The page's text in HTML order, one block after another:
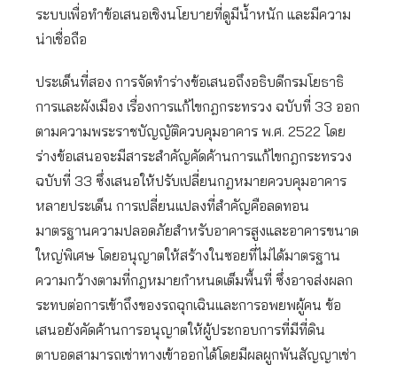
ระบบเพื่อทำข้อเสนอเชิงนโยบายที่ดูมีน้ำหนัก และมีความ
น่าเชื่อถือ
ประเด็นที่สอง การจัดทำร่างข้อเสนอถึงอธิบดีกรมโยธาธิ
การและผังเมือง เรื่องการแก้ไขกฎกระทรวง ฉบับที่ 33 ออก
ตามความพระราชบัญญัติควบคุมอาคาร พ.ศ. 2522 โดย
ร่างข้อเสนอจะมีสาระสำคัญคัดค้านการแก้ไขกฎกระทรวง
ฉบับที่ 33 ซึ่งเสนอให้ปรับเปลี่ยนกฎหมายควบคุมอาคาร
หลายประเด็น การเปลี่ยนแปลงที่สำคัญคือลดทอน
มาตรฐานความปลอดภัยสำหรับอาคารสูงและอาคารขนาด
ใหญ่พิเศษ โดยอนุญาตให้สร้างในซอยที่ไม่ได้มาตรฐาน
ความกว้างตามที่กฎหมายกำหนดเต็มพื้นที่ ซึ่งอาจส่งผลก
ระทบต่อการเข้าถึงของรถฉุกเฉินและการอพยพผู้คน ข้อ
เสนอยังคัดค้านการอนุญาตให้ผู้ประกอบการที่มีที่ดิน
ตาบอดสามารถเช่าทางเข้าออกได้โดยมีผลผูกพันสัญญาเช่า